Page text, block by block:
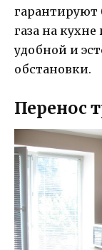
гарантируют
газа на
удобной и
обстановки.
Перенос